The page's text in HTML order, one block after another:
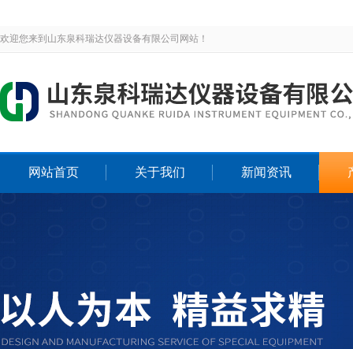
欢迎您来到山东泉科瑞达仪器设备有限公司网站！
网站首页 关于我们 新闻资讯